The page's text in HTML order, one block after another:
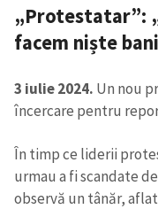
in English
„Protestatar”:
facem niște
3 iulie 2024. Un nou
încercare pentru
În timp ce liderii
urmau a fi scandate
observă un tânăr,